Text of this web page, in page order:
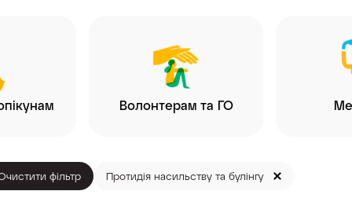
Волонтерам та ГО
фільтр Протидія насильству та булінгу